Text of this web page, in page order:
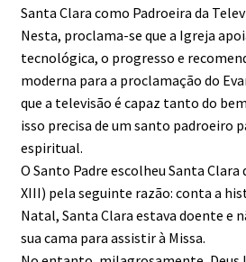
Santa Clara como Padroeira da
Nesta, proclama-se que a Igreja
tecnológica, o progresso e
moderna para a proclamação do
que a televisão é capaz tanto do
isso precisa de um santo padroeiro
espiritual.
O Santo Padre escolheu Santa Clara
XIII) pela seguinte razão: conta a
Natal, Santa Clara estava doente e
sua cama para assistir à Missa.